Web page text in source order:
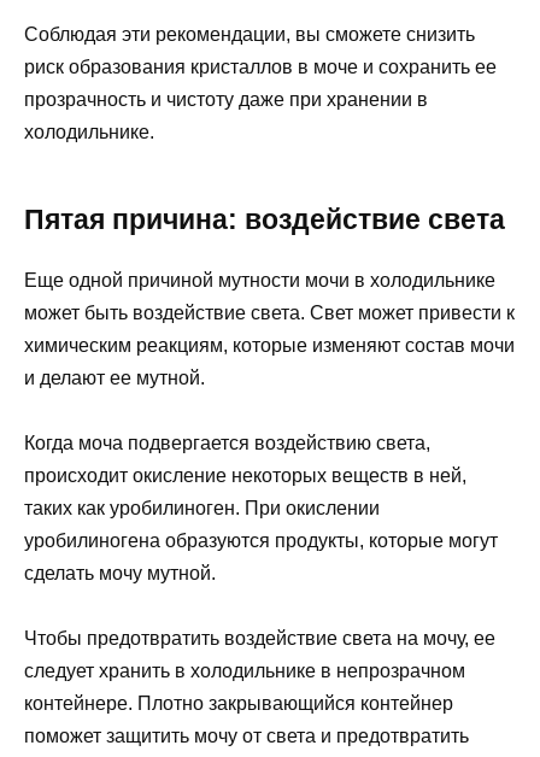
Соблюдая эти рекомендации, вы сможете снизить
риск образования кристаллов в моче и сохранить ее
прозрачность и чистоту даже при хранении в
холодильнике.
Пятая причина: воздействие света
Еще одной причиной мутности мочи в холодильнике
может быть воздействие света. Свет может привести к
химическим реакциям, которые изменяют состав мочи
и делают ее мутной.
Когда моча подвергается воздействию света,
происходит окисление некоторых веществ в ней,
таких как уробилиноген. При окислении
уробилиногена образуются продукты, которые могут
сделать мочу мутной.
Чтобы предотвратить воздействие света на мочу, ее
следует хранить в холодильнике в непрозрачном
контейнере. Плотно закрывающийся контейнер
поможет защитить мочу от света и предотвратить